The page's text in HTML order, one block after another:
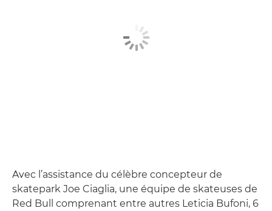
Avec l’assistance du célèbre concepteur de
skatepark Joe Ciaglia, une équipe de skateuses de
Red Bull comprenant entre autres Leticia Bufoni, 6